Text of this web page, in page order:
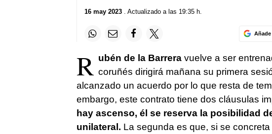
16 may 2023. Actualizado a las 19:35 h.
Añade
R ubén de la Barreravuelve a ser
coruñés dirigirá mañana su primera
alcanzado un acuerdo por lo que resta de
embargo, este contrato tiene dos cláusulas
hay ascenso, él se reserva la posibilidad
unilateral. La segunda es que, si se